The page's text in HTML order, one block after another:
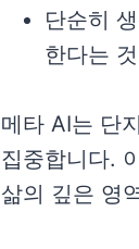
단순히
한다는
메타 AI는 단
집중합니다.
삶의 깊은 영